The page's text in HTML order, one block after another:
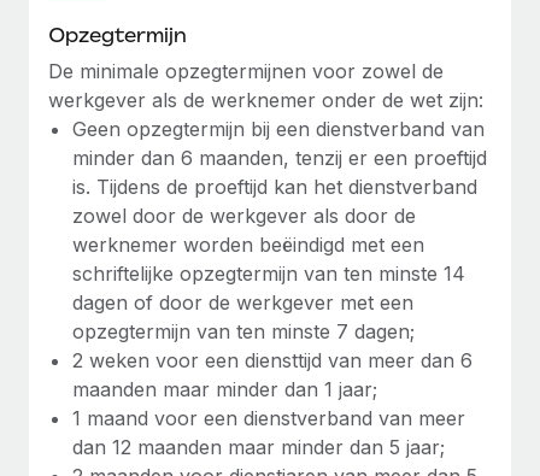
beheren
Productupdates van Remote: Gusto- en Xero-
integraties en Contractor Management Plus
Het blijft de missie van Remote om alle soorten bedrijven
te helpen bij het aannemen, beheren en...
Meer informatie
Hoe Phiture 55 werknemers in 19 landen
beheert met Remote
Phiture, een toonaangevende leider in de wereldwijde
mobiele groeiadviessector, zet zich sinds 2016...
Meer informatie
Opzegtermijn
De minimale opzegtermijnen voor zowel de
werkgever als de werknemer onder de wet zijn:
Geen opzegtermijn bij een dienstverband van
minder dan 6 maanden, tenzij er een proeftijd
is. Tijdens de proeftijd kan het dienstverband
zowel door de werkgever als door de
werknemer worden beëindigd met een
schriftelijke opzegtermijn van ten minste 14
dagen of door de werkgever met een
opzegtermijn van ten minste 7 dagen;
2 weken voor een diensttijd van meer dan 6
maanden maar minder dan 1 jaar;
1 maand voor een dienstverband van meer
dan 12 maanden maar minder dan 5 jaar;